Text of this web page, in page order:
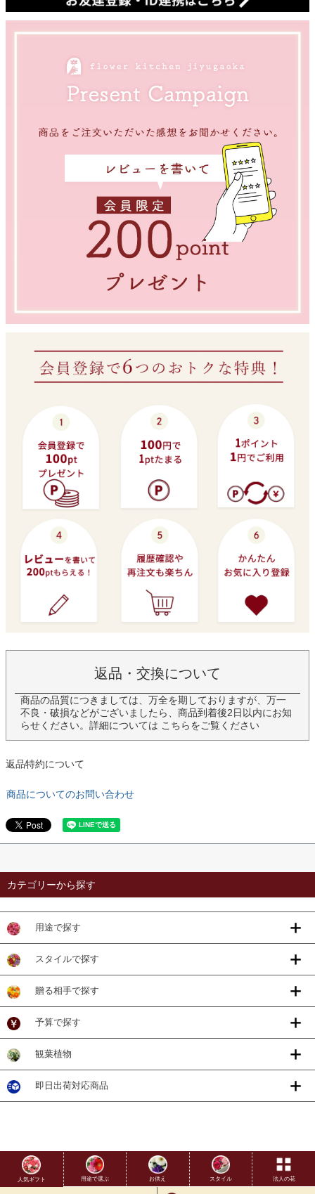
返品・交換について
商品の品質につきましては、万全を期しておりますが、万一
不良・破損などがございましたら、商品到着後2日以内にお知
らせください。詳細については こちらをご覧ください
返品特約について
商品についてのお問い合わせ
カテゴリーから探す
用途で探す
スタイルで探す
贈る相手で探す
予算で探す
観葉植物
即日出荷対応商品
人気ギフト 用途で選ぶ お供え スタイル 法人の花